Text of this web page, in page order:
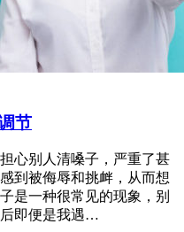
节
心别人清嗓子，严重了甚
到被侮辱和挑衅，从而想
是一种很常见的现象，别
即便是我遇…